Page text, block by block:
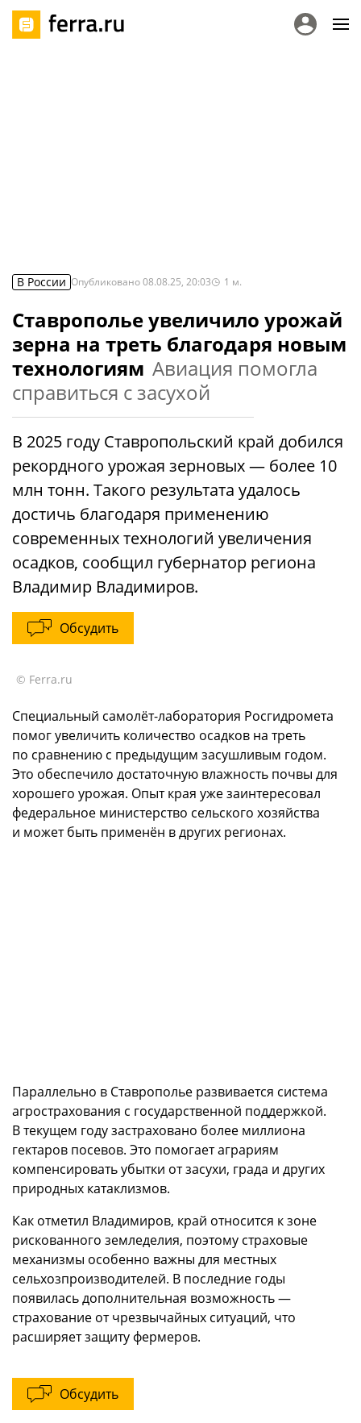
В России Опубликовано08.08.25, 20:03 1 м.
Ставрополье увеличило урожай
зерна на треть благодаря новым
технологиям Авиация помогла
справиться с засухой
В 2025 году Ставропольский край добился
рекордного урожая зерновых — более 10
млн тонн. Такого результата удалось
достичь благодаря применению
современных технологий увеличения
осадков, сообщил губернатор региона
Владимир Владимиров.
Обсудить
© Ferra.ru
Специальный самолёт-лаборатория Росгидромета
помог увеличить количество осадков на треть
по сравнению с предыдущим засушливым годом.
Это обеспечило достаточную влажность почвы для
хорошего урожая. Опыт края уже заинтересовал
федеральное министерство сельского хозяйства
и может быть применён в других регионах.
Параллельно в Ставрополье развивается система
агрострахования с государственной поддержкой.
В текущем году застраховано более миллиона
гектаров посевов. Это помогает аграриям
компенсировать убытки от засухи, града и других
природных катаклизмов.
Как отметил Владимиров, край относится к зоне
рискованного земледелия, поэтому страховые
механизмы особенно важны для местных
сельхозпроизводителей. В последние годы
появилась дополнительная возможность —
страхование от чрезвычайных ситуаций, что
расширяет защиту фермеров.
Обсудить